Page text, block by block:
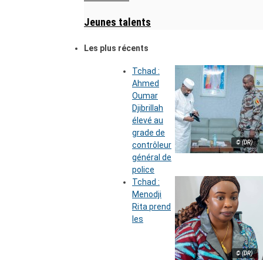
Jeunes talents
Les plus récents
© (DR)
Tchad :
Ahmed
Oumar
Djibrillah
élevé au
grade de
contrôleur
général de
police
© (DR)
Tchad :
Menodji
Rita prend
les